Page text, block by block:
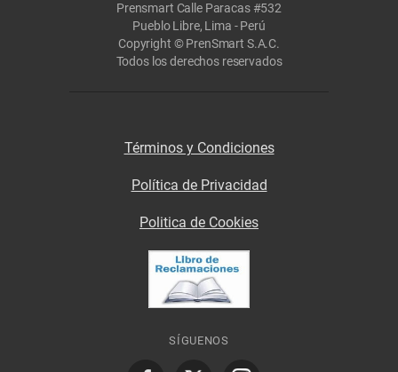
Prensmart Calle Paracas #532
Pueblo Libre, Lima - Perú
Copyright © PrenSmart S.A.C.
Todos los derechos reservados
Términos y Condiciones
Política de Privacidad
Politica de Cookies
SÍGUENOS